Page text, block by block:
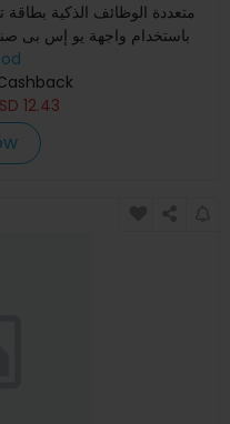
باستخدام واجهة يو إس بى
12.43